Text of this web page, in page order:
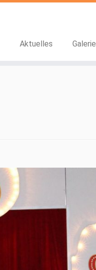
Aktuelles Galerie